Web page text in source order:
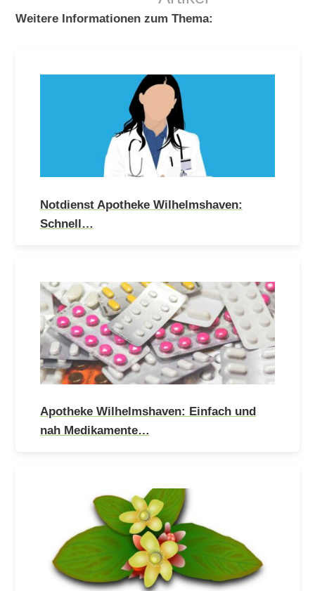
Weitere Informationen zum Thema:
Notdienst Apotheke Wilhelmshaven:
Schnell…
Apotheke Wilhelmshaven: Einfach und
nah Medikamente…